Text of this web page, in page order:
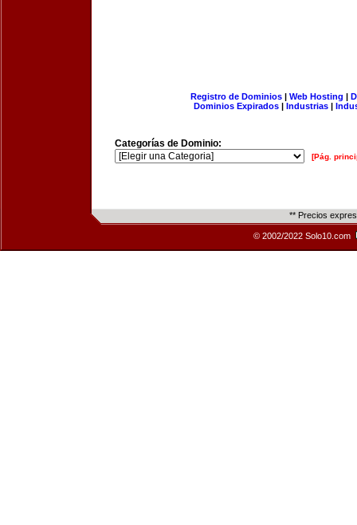
Registro de Dominios| Web Hosting |
Dominios Expirados | Industrias |
Categorías de Dominio:
[Pág.
** Precios
© 2002/2022 Solo10.com